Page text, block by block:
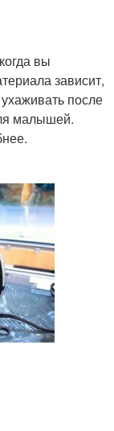
вы
зависит,
после
малышей.